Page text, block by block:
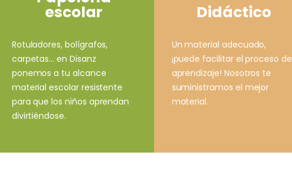
escolar
Rotuladores, bolígrafos,
carpetas... en Disanz
ponemos a tu alcance
material escolar resistente
para que los niños aprendan
divirtiéndose.
Didáctico
Un material adecuado,
¡puede facilitar el proceso de
aprendizaje! Nosotros te
suministramos el mejor
material.